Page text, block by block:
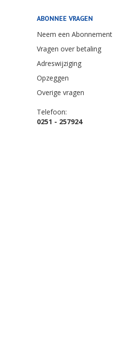
ABONNEE VRAGEN
Neem een Abonnement
Vragen over betaling
Adreswijziging
Opzeggen
Overige vragen
Telefoon:
0251 - 257924